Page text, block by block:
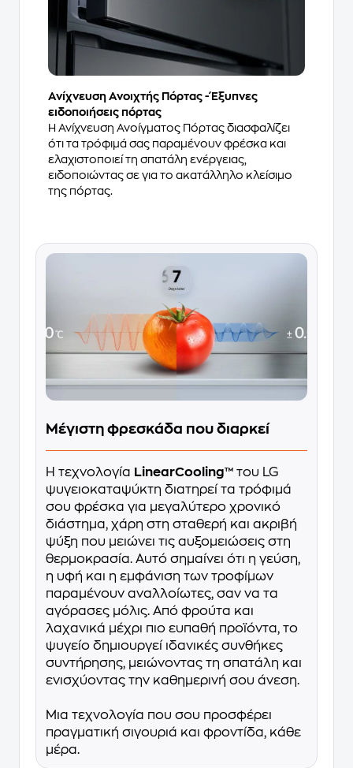
Ανίχνευση Ανοιχτής Πόρτας - Έξυπνες
ειδοποιήσεις πόρτας
Η Ανίχνευση Ανοίγματος Πόρτας διασφαλίζει
ότι τα τρόφιμά σας παραμένουν φρέσκα και
ελαχιστοποιεί τη σπατάλη ενέργειας,
ειδοποιώντας σε για το ακατάλληλο κλείσιμο
της πόρτας.
Μέγιστη φρεσκάδα που διαρκεί
Η τεχνολογία LinearCooling™ του LG
ψυγειοκαταψύκτη διατηρεί τα τρόφιμά
σου φρέσκα για μεγαλύτερο χρονικό
διάστημα, χάρη στη σταθερή και ακριβή
ψύξη που μειώνει τις αυξομειώσεις στη
θερμοκρασία. Αυτό σημαίνει ότι η γεύση,
η υφή και η εμφάνιση των τροφίμων
παραμένουν αναλλοίωτες, σαν να τα
αγόρασες μόλις. Από φρούτα και
λαχανικά μέχρι πιο ευπαθή προϊόντα, το
ψυγείο δημιουργεί ιδανικές συνθήκες
συντήρησης, μειώνοντας τη σπατάλη και
ενισχύοντας την καθημερινή σου άνεση.
Μια τεχνολογία που σου προσφέρει
πραγματική σιγουριά και φροντίδα, κάθε
μέρα.